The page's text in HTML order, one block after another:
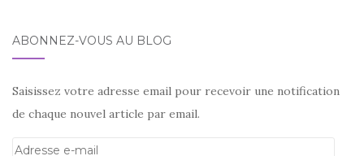
ABONNEZ-VOUS AU BLOG
Saisissez votre adresse email pour recevoir une notification
de chaque nouvel article par email.
Adresse